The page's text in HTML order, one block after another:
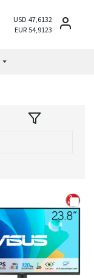
USD 47,6132
EUR 54,9123